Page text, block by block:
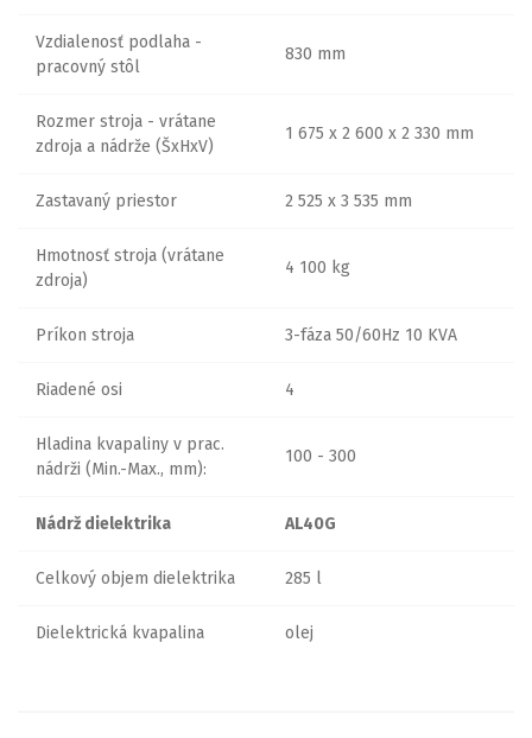
Vzdialenosť podlaha -
pracovný stôl
830 mm
Rozmer stroja - vrátane
zdroja a nádrže (ŠxHxV)
1 675 x 2 600 x 2 330 mm
Zastavaný priestor 2 525 x 3 535 mm
Hmotnosť stroja (vrátane
zdroja)
4 100 kg
Príkon stroja 3-fáza 50/60Hz 10 KVA
Riadené osi 4
Hladina kvapaliny v prac.
nádrži (Min.-Max., mm):
100 - 300
Nádrž dielektrika AL40G
Celkový objem dielektrika 285 l
Dielektrická kvapalina olej